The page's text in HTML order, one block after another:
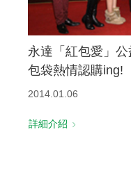
永達「紅包愛」
包袋熱情認購ing!
2014.01.06
詳細介紹